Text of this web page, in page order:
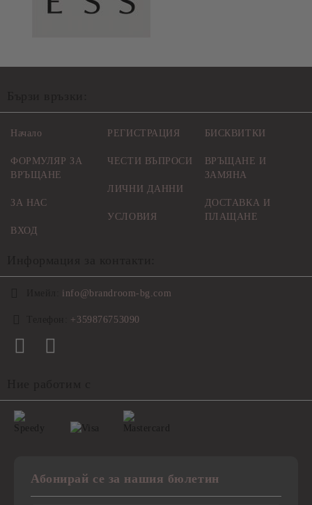
Начало
ФОРМУЛЯР ЗА
ВРЪЩАНЕ
ЗА НАС
ВХОД
РЕГИСТРАЦИЯ
ЧЕСТИ ВЪПРОСИ
ЛИЧНИ ДАННИ
УСЛОВИЯ
БИСКВИТКИ
ВРЪЩАНЕ И
ЗАМЯНА
ДОСТАВКА И
ПЛАЩАНЕ
info@brandroom-bg.com
+359876753090
Абонирай се за нашия бюлетин